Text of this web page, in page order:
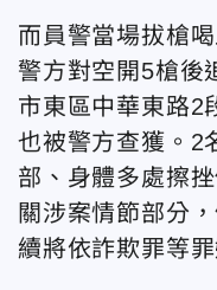
而員警當場拔槍
警方對空開5槍後
市東區中華東路2
也被警方查獲。2
部、身體多處擦
關涉案情節部分
續將依詐欺罪等